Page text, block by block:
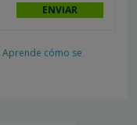
Aprende cómo se